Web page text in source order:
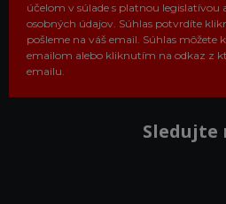
účelom v súlade s platnou legislatívou
osobných údajov. Súhlas potvrdíte
pošleme na váš email. Súhlas môžete
emailom alebo kliknutím na odkaz z
emailu.
Sledujte